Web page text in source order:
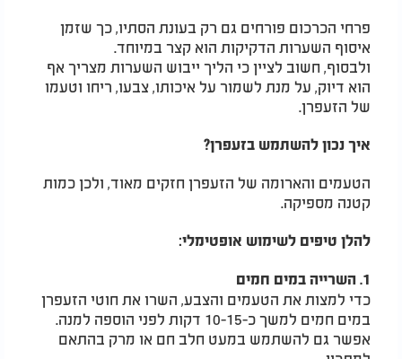
פרחי הכרכום פורחים גם רק בעונת הסתיו, כך שזמן
איסוף השערות הדקיקות הוא קצר במיוחד.
ולבסוף, חשוב לציין כי הליך ייבוש השערות מצריך אף
הוא דיוק, על מנת לשמור על איכותו, צבעו, ריחו וטעמו
של הזעפרן.
איך נכון להשתמש בזעפרן?
הטעמים והארומה של הזעפרן חזקים מאוד, ולכן כמות
קטנה מספיקה.
להלן טיפים לשימוש אופטימלי:
1. השרייה במים חמים
כדי למצות את הטעמים והצבע, השרו את חוטי הזעפרן
במים חמים למשך כ-10-15 דקות לפני הוספה למנה.
אפשר גם להשתמש במעט חלב חם או מרק בהתאם